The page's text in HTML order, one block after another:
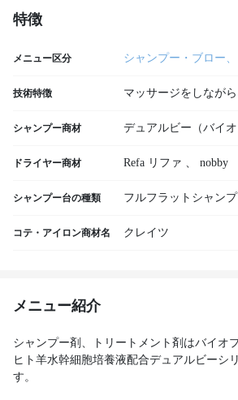
特徴
メニュー区分 シャンプー・ブロー
技術特徴 マッサージをしなが
シャンプー商材 デュアルビー（バイオ
ドライヤー商材 Refa リファ 、 nobby
シャンプー台の種類 フルフラットシャン
コテ・アイロン商材名 クレイツ
メニュー紹介
シャンプー剤、トリートメント剤はバイオ
ヒト羊水幹細胞培養液配合デュアルビーシ
す。